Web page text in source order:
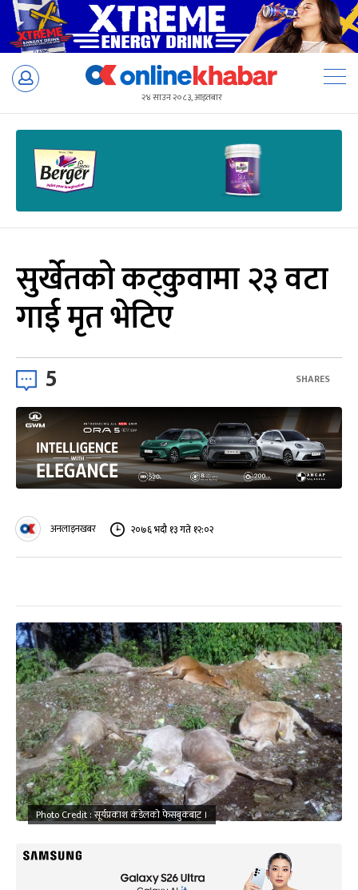
Skip
२४ साउन २०८३, आइतबार
सुर्खेतको कट्कुवामा २३ वटा
गाई मृत भेटिए
5 SHARES
अनलाइनखबर २०७६ भदौ १३ गते १२:०२
Photo Credit : सूर्यप्रकाश कंडेलको फेसबुकबाट ।